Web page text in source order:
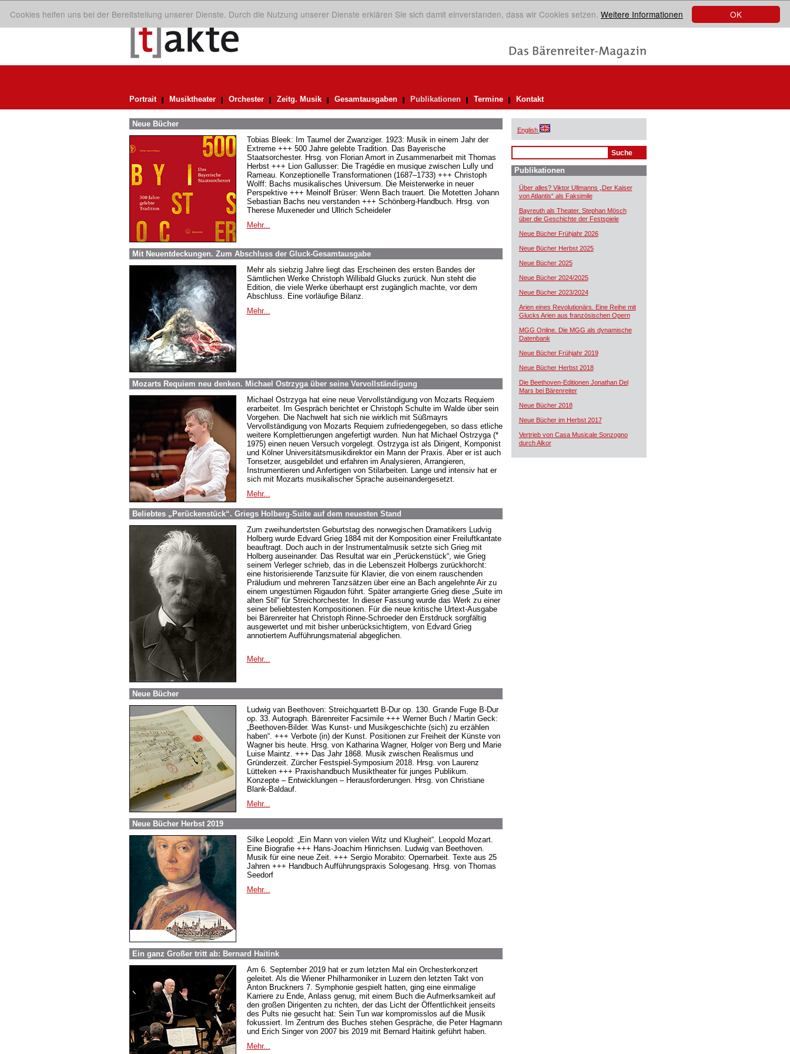
OK
Cookies helfen uns bei der Bereitstellung unserer Dienste. Durch die Nutzung unserer Dienste erklären Sie sich damit einverstanden, dass wir Cookies setzen. Weitere Informationen
Portrait Musiktheater Orchester Zeitg. Musik Gesamtausgaben Publikationen Termine Kontakt
Neue Bücher
Tobias Bleek: Im Taumel der Zwanziger. 1923: Musik in einem Jahr der
Extreme +++ 500 Jahre gelebte Tradition. Das Bayerische
Staatsorchester. Hrsg. von Florian Amort in Zusammenarbeit mit Thomas
Herbst +++ Lion Gallusser: Die Tragédie en musique zwischen Lully und
Rameau. Konzeptionelle Transformationen (1687–1733) +++ Christoph
Wolff: Bachs musikalisches Universum. Die Meisterwerke in neuer
Perspektive +++ Meinolf Brüser: Wenn Bach trauert. Die Motetten Johann
Sebastian Bachs neu verstanden +++ Schönberg-Handbuch. Hrsg. von
Therese Muxeneder und Ullrich Scheideler
Mehr...
Mit Neuentdeckungen. Zum Abschluss der Gluck-Gesamtausgabe
Mehr als siebzig Jahre liegt das Erscheinen des ersten Bandes der
Sämtlichen Werke Christoph Willibald Glucks zurück. Nun steht die
Edition, die viele Werke überhaupt erst zugänglich machte, vor dem
Abschluss. Eine vorläufige Bilanz.
Mehr...
Mozarts Requiem neu denken. Michael Ostrzyga über seine Vervollständigung
Michael Ostrzyga hat eine neue Vervollständigung von Mozarts Requiem
erarbeitet. Im Gespräch berichtet er Christoph Schulte im Walde über sein
Vorgehen. Die Nachwelt hat sich nie wirklich mit Süßmayrs
Vervollständigung von Mozarts Requiem zufriedengegeben, so dass etliche
weitere Komplettierungen angefertigt wurden. Nun hat Michael Ostrzyga (*
1975) einen neuen Versuch vorgelegt. Ostrzyga ist als Dirigent, Komponist
und Kölner Universitätsmusikdirektor ein Mann der Praxis. Aber er ist auch
Tonsetzer, ausgebildet und erfahren im Analysieren, Arrangieren,
Instrumentieren und Anfertigen von Stilarbeiten. Lange und intensiv hat er
sich mit Mozarts musikalischer Sprache auseinandergesetzt.
Mehr...
Beliebtes „Perückenstück“. Griegs Holberg-Suite auf dem neuesten Stand
Zum zweihundertsten Geburtstag des norwegischen Dramatikers Ludvig
Holberg wurde Edvard Grieg 1884 mit der Komposition einer Freiluftkantate
beauftragt. Doch auch in der Instrumentalmusik setzte sich Grieg mit
Holberg auseinander. Das Resultat war ein „Perückenstück“, wie Grieg
seinem Verleger schrieb, das in die Lebenszeit Holbergs zurückhorcht:
eine historisierende Tanzsuite für Klavier, die von einem rauschenden
Präludium und mehreren Tanzsätzen über eine an Bach angelehnte Air zu
einem ungestümen Rigaudon führt. Später arrangierte Grieg diese „Suite im
alten Stil“ für Streichorchester. In dieser Fassung wurde das Werk zu einer
seiner beliebtesten Kompositionen. Für die neue kritische Urtext-Ausgabe
bei Bärenreiter hat Christoph Rinne-Schroeder den Erstdruck sorgfältig
ausgewertet und mit bisher unberücksichtigtem, von Edvard Grieg
annotiertem Aufführungsmaterial abgeglichen.
Mehr...
Neue Bücher
Ludwig van Beethoven: Streichquartett B-Dur op. 130. Grande Fuge B-Dur
op. 33. Autograph. Bärenreiter Facsimile +++ Werner Buch / Martin Geck:
„Beethoven-Bilder. Was Kunst- und Musikgeschichte (sich) zu erzählen
haben“. +++ Verbote (in) der Kunst. Positionen zur Freiheit der Künste von
Wagner bis heute. Hrsg. von Katharina Wagner, Holger von Berg und Marie
Luise Maintz. +++ Das Jahr 1868. Musik zwischen Realismus und
Gründerzeit. Zürcher Festspiel-Symposium 2018. Hrsg. von Laurenz
Lütteken +++ Praxishandbuch Musiktheater für junges Publikum.
Konzepte – Entwicklungen – Herausforderungen. Hrsg. von Christiane
Blank-Baldauf.
Mehr...
Neue Bücher Herbst 2019
Silke Leopold: „Ein Mann von vielen Witz und Klugheit“. Leopold Mozart.
Eine Biografie +++ Hans-Joachim Hinrichsen. Ludwig van Beethoven.
Musik für eine neue Zeit. +++ Sergio Morabito: Opernarbeit. Texte aus 25
Jahren +++ Handbuch Aufführungspraxis Sologesang. Hrsg. von Thomas
Seedorf
Mehr...
Ein ganz Großer tritt ab: Bernard Haitink
Am 6. September 2019 hat er zum letzten Mal ein Orchesterkonzert
geleitet. Als die Wiener Philharmoniker in Luzern den letzten Takt von
Anton Bruckners 7. Symphonie gespielt hatten, ging eine einmalige
Karriere zu Ende, Anlass genug, mit einem Buch die Aufmerksamkeit auf
den großen Dirigenten zu richten, der das Licht der Öffentlichkeit jenseits
des Pults nie gesucht hat: Sein Tun war kompromisslos auf die Musik
fokussiert. Im Zentrum des Buches stehen Gespräche, die Peter Hagmann
und Erich Singer von 2007 bis 2019 mit Bernard Haitink geführt haben.
Mehr...
English
Publikationen
Über alles? Viktor Ullmanns „Der Kaiser
von Atlantis“ als Faksimile
Bayreuth als Theater. Stephan Mösch
über die Geschichte der Festspiele
Neue Bücher Frühjahr 2026
Neue Bücher Herbst 2025
Neue Bücher 2025
Neue Bücher 2024/2025
Neue Bücher 2023/2024
Arien eines Revolutionärs. Eine Reihe mit
Glucks Arien aus französischen Opern
MGG Online. Die MGG als dynamische
Datenbank
Neue Bücher Frühjahr 2019
Neue Bücher Herbst 2018
Die Beethoven-Editionen Jonathan Del
Mars bei Bärenreiter
Neue Bücher 2018
Neue Bücher im Herbst 2017
Vertrieb von Casa Musicale Sonzogno
durch Alkor